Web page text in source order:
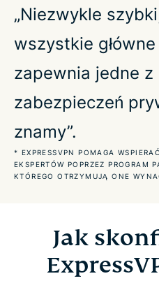
Zyskaj przewagę dzięki
Jak VPN zmniejsza ping?
FAQ: używanie VPN do
Co mówią o nas gracze
Jak skonfigurować
„Niezwykle
wszystkie
zapewnia jedne z
zabezpieczeń
znamy”.
* EXPRESSVPN POMAGA
EKSPERTÓW POPRZEZ PROGRAM
KTÓREGO OTRZYMUJĄ ONE
Jak